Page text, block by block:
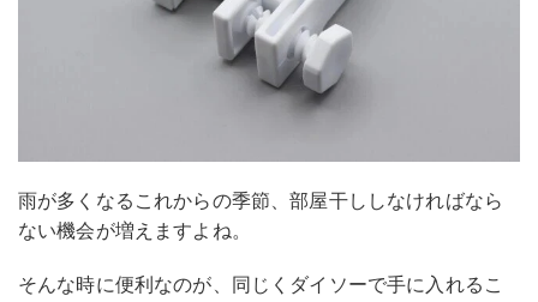
雨が多くなるこれからの季節、部屋干ししなければなら
ない機会が増えますよね。
そんな時に便利なのが、同じくダイソーで手に入れるこ